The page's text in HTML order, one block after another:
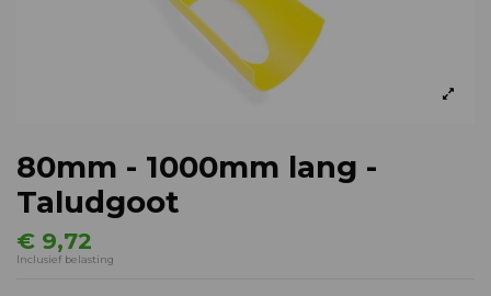
80mm - 1000mm lang -
Taludgoot
€ 9,72
Inclusief belasting